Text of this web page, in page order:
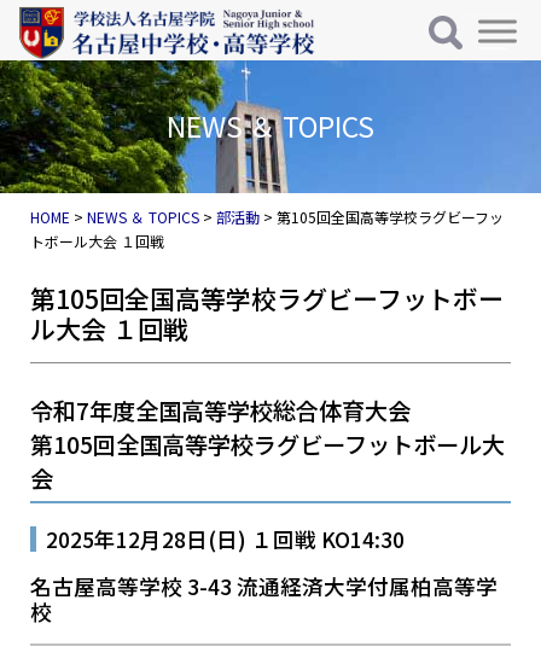
コンテンツへスキップ
メインナビゲーション
NEWS ＆ TOPICS
HOME >NEWS ＆ TOPICS >部活動 >第105回全国高等学校ラグビーフッ
トボール大会 １回戦
第105回全国高等学校ラグビーフットボー
ル大会 １回戦
令和7年度全国高等学校総合体育大会
第105回全国高等学校ラグビーフットボール大
会
2025年12月28日(日) １回戦 KO14:30
名古屋高等学校 3-43 流通経済大学付属柏高等学
校